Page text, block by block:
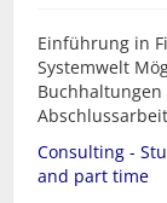
Einführung in
Systemwelt
Consulting -
and part time